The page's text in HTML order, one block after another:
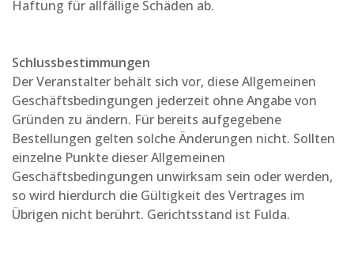
Haftung für allfällige Schäden ab.
Schlussbestimmungen
Der Veranstalter behält sich vor, diese Allgemeinen
Geschäftsbedingungen jederzeit ohne Angabe von
Gründen zu ändern. Für bereits aufgegebene
Bestellungen gelten solche Änderungen nicht. Sollten
einzelne Punkte dieser Allgemeinen
Geschäftsbedingungen unwirksam sein oder werden,
so wird hierdurch die Gültigkeit des Vertrages im
Übrigen nicht berührt. Gerichtsstand ist Fulda.